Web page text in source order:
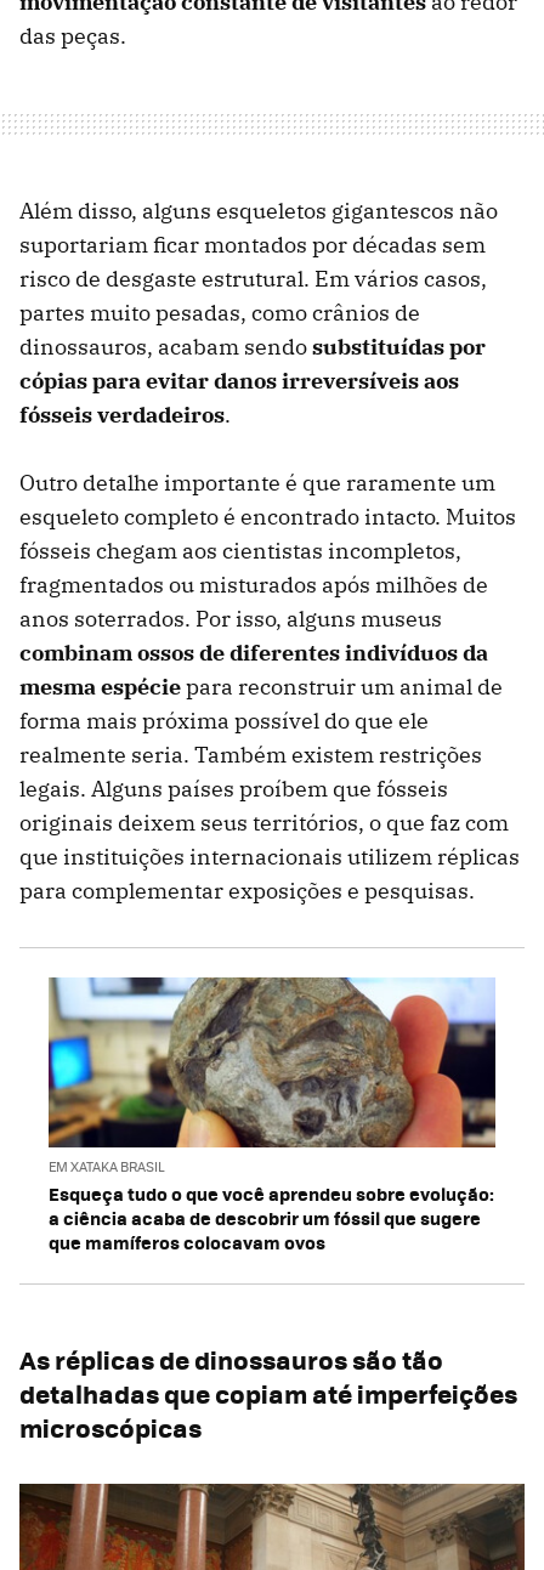
das peças.
Além disso, alguns esqueletos gigantescos não
suportariam ficar montados por décadas sem
risco de desgaste estrutural. Em vários casos,
partes muito pesadas, como crânios de
dinossauros, acabam sendosubstituídas por
cópias para evitar danos irreversíveis aos
fósseis verdadeiros.
Outro detalhe importante é que raramente um
esqueleto completo é encontrado intacto. Muitos
fósseis chegam aos cientistas incompletos,
fragmentados ou misturados após milhões de
anos soterrados. Por isso, alguns museus
combinam ossos de diferentes indivíduos da
mesma espéciepara reconstruir um animal de
forma mais próxima possível do que ele
realmente seria. Também existem restrições
legais. Alguns países proíbem que fósseis
originais deixem seus territórios, o que faz com
que instituições internacionais utilizem réplicas
para complementar exposições e pesquisas.
EM XATAKA BRASIL
Esqueça tudo o que você aprendeu sobre evolução:
a ciência acaba de descobrir um fóssil que sugere
que mamíferos colocavam ovos
As réplicas de dinossauros são tão
detalhadas que copiam até imperfeições
microscópicas